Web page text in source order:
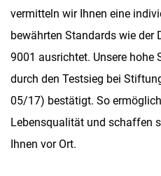
vermitteln wir Ihnen eine
bewährten Standards wie der
9001 ausrichtet. Unsere hohe
durch den Testsieg bei
05/17) bestätigt. So
Lebensqualität und schaffen
Ihnen vor Ort.